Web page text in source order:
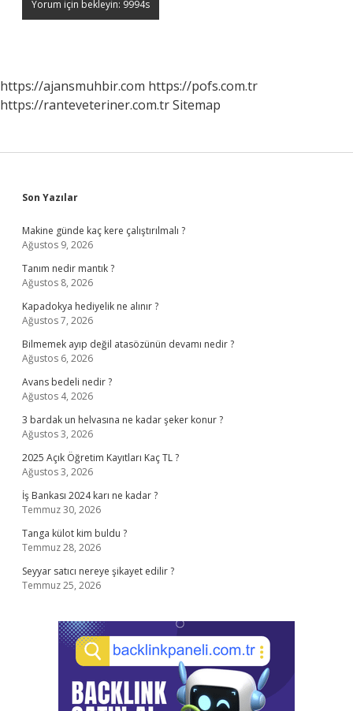
https://ajansmuhbir.com https://pofs.com.tr
https://ranteveteriner.com.trSitemap
Sidebar
Son Yazılar
Makine günde kaç kere çalıştırılmalı ?
Ağustos 9, 2026
Tanım nedir mantık ?
Ağustos 8, 2026
Kapadokya hediyelik ne alınır ?
Ağustos 7, 2026
Bilmemek ayıp değil atasözünün devamı nedir ?
Ağustos 6, 2026
Avans bedeli nedir ?
Ağustos 4, 2026
3 bardak un helvasına ne kadar şeker konur ?
Ağustos 3, 2026
2025 Açık Öğretim Kayıtları Kaç TL ?
Ağustos 3, 2026
İş Bankası 2024 karı ne kadar ?
Temmuz 30, 2026
Tanga külot kim buldu ?
Temmuz 28, 2026
Seyyar satıcı nereye şikayet edilir ?
Temmuz 25, 2026